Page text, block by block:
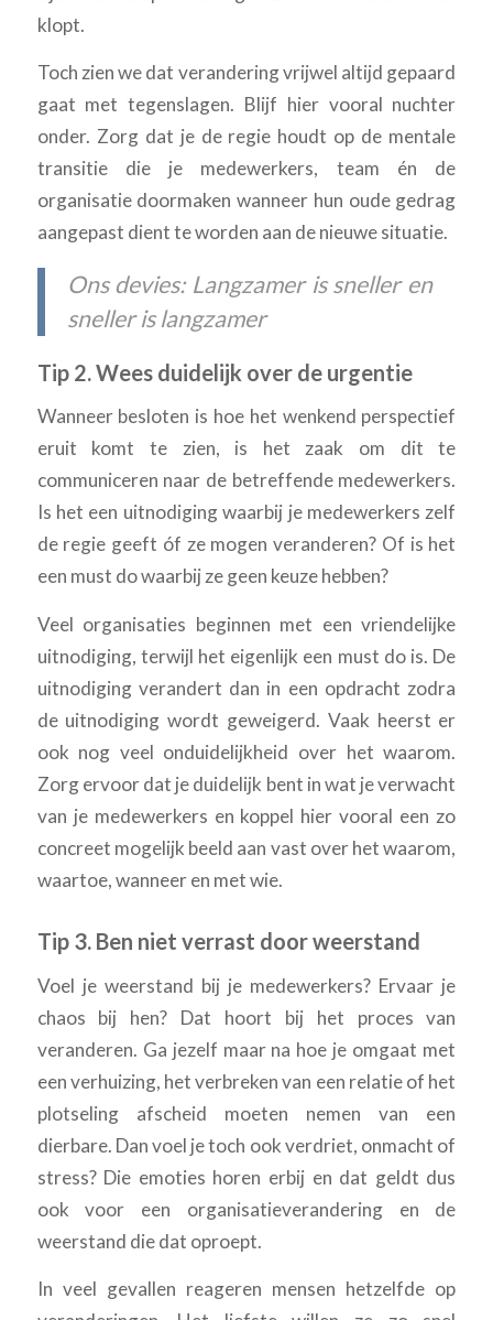
klopt.
Toch zien we dat verandering vrijwel altijd gepaard
gaat met tegenslagen. Blijf hier vooral nuchter
onder. Zorg dat je de regie houdt op de mentale
transitie die je medewerkers, team én de
organisatie doormaken wanneer hun oude gedrag
aangepast dient te worden aan de nieuwe situatie.
Ons devies: Langzamer is sneller en
sneller is langzamer
Tip 2. Wees duidelijk over de urgentie
Wanneer besloten is hoe het wenkend perspectief
eruit komt te zien, is het zaak om dit te
communiceren naar de betreffende medewerkers.
Is het een uitnodiging waarbij je medewerkers zelf
de regie geeft óf ze mogen veranderen? Of is het
een must do waarbij ze geen keuze hebben?
Veel organisaties beginnen met een vriendelijke
uitnodiging, terwijl het eigenlijk een must do is. De
uitnodiging verandert dan in een opdracht zodra
de uitnodiging wordt geweigerd. Vaak heerst er
ook nog veel onduidelijkheid over het waarom.
Zorg ervoor dat je duidelijk bent in wat je verwacht
van je medewerkers en koppel hier vooral een zo
concreet mogelijk beeld aan vast over het waarom,
waartoe, wanneer en met wie.
Tip 3. Ben niet verrast door weerstand
Voel je weerstand bij je medewerkers? Ervaar je
chaos bij hen? Dat hoort bij het proces van
veranderen. Ga jezelf maar na hoe je omgaat met
een verhuizing, het verbreken van een relatie of het
plotseling afscheid moeten nemen van een
dierbare. Dan voel je toch ook verdriet, onmacht of
stress? Die emoties horen erbij en dat geldt dus
ook voor een organisatieverandering en de
weerstand die dat oproept.
In veel gevallen reageren mensen hetzelfde op